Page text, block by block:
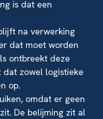
is dat een
na verwerking
dat moet worden
ontbreekt deze
dat zowel logistieke
op.
omdat er geen
De belijming zit al